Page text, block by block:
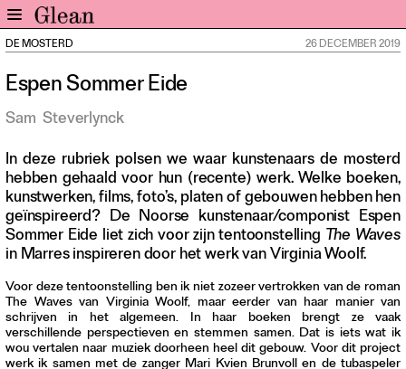
Nieuws
Expo
Inzicht
Events
Meer rubrieken
Alle nummers
Aanmelden
Abonneren
Adverteren
DE MOSTERD 26 DECEMBER 2019
Espen Sommer Eide
Sam Steverlynck
In deze rubriek polsen we waar kunstenaars de mosterd
hebben gehaald voor hun (recente) werk. Welke boeken,
kunstwerken, films, foto’s, platen of gebouwen hebben hen
geïnspireerd? De Noorse kunstenaar/componist Espen
Sommer Eide liet zich voor zijn tentoonstelling The Waves
in Marres inspireren door het werk van Virginia Woolf.
Voor deze tentoonstelling ben ik niet zozeer vertrokken van de roman
The Waves van Virginia Woolf, maar eerder van haar manier van
schrijven in het algemeen. In haar boeken brengt ze vaak
verschillende perspectieven en stemmen samen. Dat is iets wat ik
wou vertalen naar muziek doorheen heel dit gebouw. Voor dit project